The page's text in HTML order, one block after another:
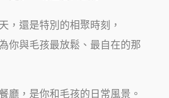
，還是特別的相聚時刻，
你與毛孩最放鬆、最自在的那
廳，是你和毛孩的日常風景。